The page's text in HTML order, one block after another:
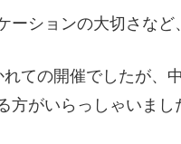
ーションの大切さなど
ての開催でしたが、
方がいらっしゃいま